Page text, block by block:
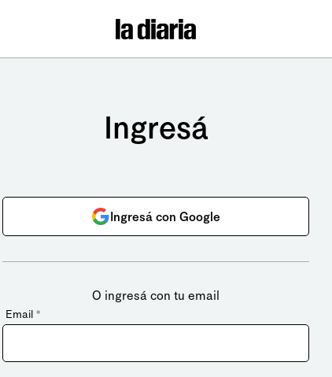
Ingresá
Ingresá con Google
O ingresá con tu email
Email *